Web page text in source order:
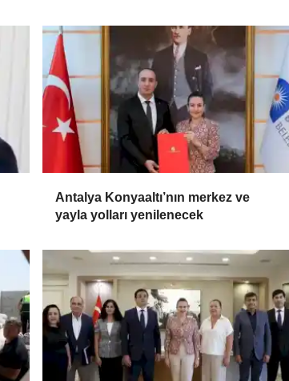
Antalya Konyaaltı’nın merkez ve
yayla yolları yenilenecek